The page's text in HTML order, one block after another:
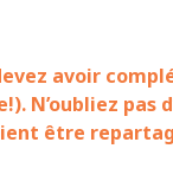
avoir
N’oubliez pas
être